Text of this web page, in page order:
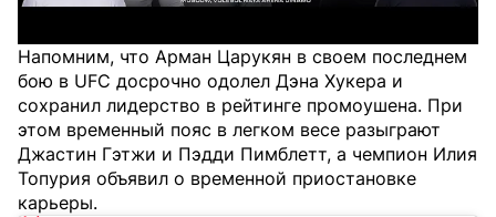
Напомним, что Арман Царукян в своем последнем
бою в UFC досрочно одолел Дэна Хукера и
сохранил лидерство в рейтинге промоушена. При
этом временный пояс в легком весе разыграют
Джастин Гэтжи и Пэдди Пимблетт, а чемпион Илия
Топурия объявил о временной приостановке
карьеры.